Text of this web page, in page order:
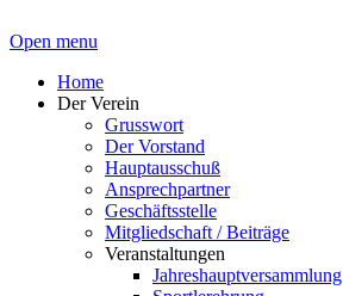
Open menu
Home
Der Verein
Grusswort
Der Vorstand
Hauptausschuß
Ansprechpartner
Geschäftsstelle
Mitgliedschaft / Beiträge
Veranstaltungen
Jahreshauptversammlung